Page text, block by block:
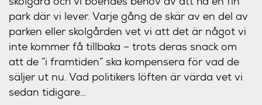
park där vi lever. Varje gång de skär av en del av
parken eller skolgården vet vi att det är något vi
inte kommer få tillbaka – trots deras snack om
att de ”i framtiden” ska kompensera för vad de
säljer ut nu. Vad politikers löften är värda vet vi
sedan tidigare…